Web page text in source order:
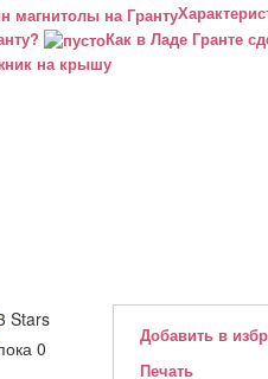
Как в Ладе Гранте
на крышу
0
Добавить в
Печать